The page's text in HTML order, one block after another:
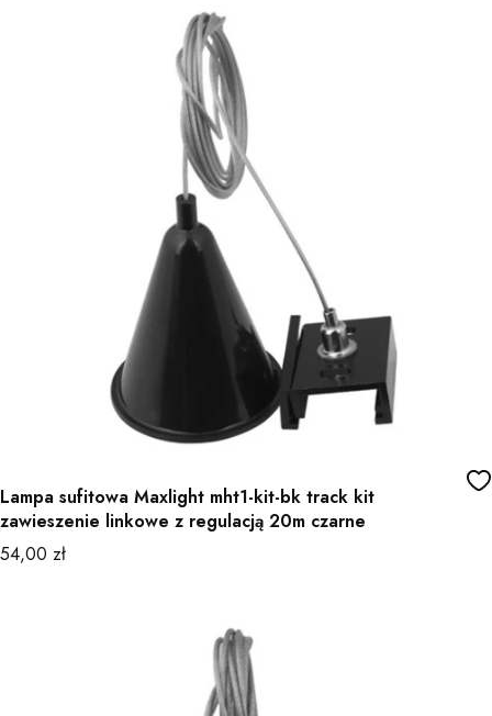
Lampa sufitowa Maxlight mht1-kit-bk track kit
zawieszenie linkowe z regulacją 20m czarne
Cena
54,00 zł